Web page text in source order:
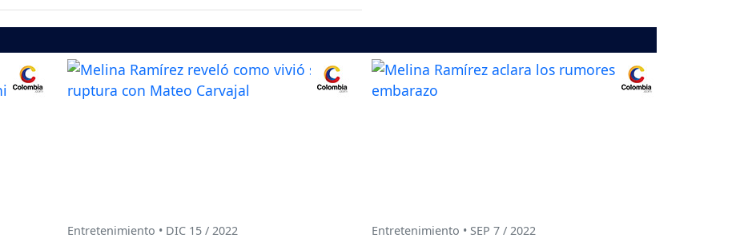
Entretenimiento • DIC 15 / 2022 Entretenimiento • SEP 7 / 2022